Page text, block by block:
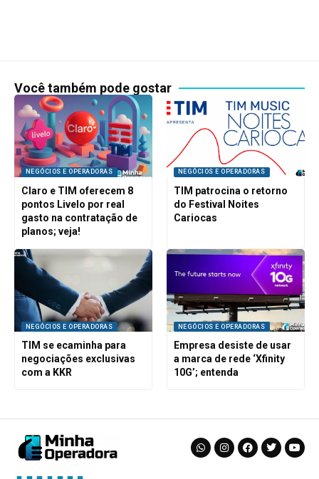
Você também pode gostar
NEGÓCIOS E OPERADORAS
Claro e TIM oferecem 8
pontos Livelo por real
gasto na contratação de
planos; veja!
NEGÓCIOS E OPERADORAS
TIM patrocina o retorno
do Festival Noites
Cariocas
NEGÓCIOS E OPERADORAS
TIM se ecaminha para
negociações exclusivas
com a KKR
NEGÓCIOS E OPERADORAS
Empresa desiste de usar
a marca de rede ‘Xfinity
10G’; entenda